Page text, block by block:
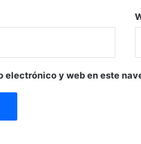
electrónico y web en este